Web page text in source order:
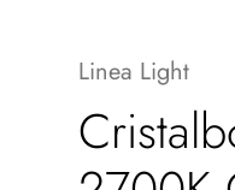
Linea Light